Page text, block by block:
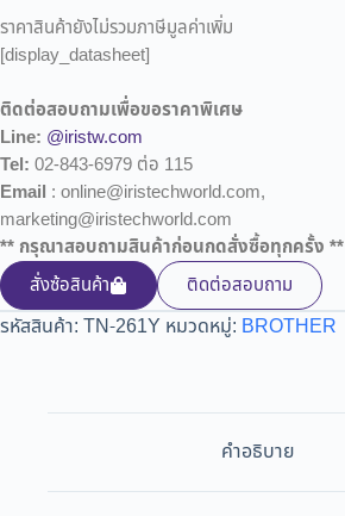
ราคาสินค้ายังไม่รวมภาษีมูลค่าเพิ่ม
[display_datasheet]
ติดต่อสอบถามเพื่อขอราคาพิเศษ
Line: @iristw.com
Tel: 02-843-6979 ต่อ 115
Email : online@iristechworld.com,
marketing@iristechworld.com
** กรุณาสอบถามสินค้าก่อนกดสั่งซื้อทุกครั้ง **
สั่งซ้อสินค้า
ติดต่อสอบถาม
รหัสสินค้า: TN-261Y หมวดหมู่: BROTHER
คำอธิบาย